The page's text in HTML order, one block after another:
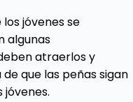
jóvenes se
algunas
atraerlos y
que las peñas sigan
jóvenes.